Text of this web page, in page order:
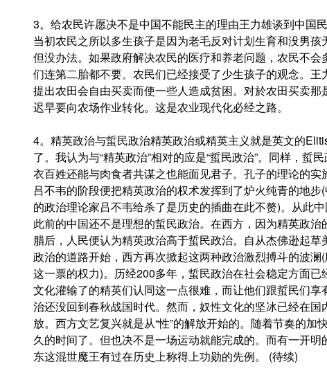
3。给农民许愿决不是中国不能民主的理由王力雄谈到中国
当初农民之所以多生孩子是因为老毛反对计划生育和没男
但没办法。如果政府解决农民的医疗和养老问题，农民不
们连第二胎都不要。农民们已经接受了少生孩子的观念。
提出农田会自由买卖而使一些人造成贫困。对於农田买卖
迟早要向农场作业转化。这是农业现代化必经之路。
4。精英政治与蜇民政治精英政治或精英主义就是英文的
了。我认为与“精英政治”相对的应是“蜇民政治”。同样，蜇
衣百姓还能与肉食者共谋之也能面见君子。孔子的理论的
吕不韦的阶段便把精英政治的权术发挥到了炉火纯青的地
的政治理论家吕不韦给杀了是历史的插曲在此不赘)。从此
此前的中国还不是理想的蜇民政治。在西方，因为精英政
腊后，人民便认为精英政治高于蜇民政治。自从杰佛逊起
政治的道路开始，西方再次掀起这两种政治激烈搏斗的波
这一票的权力)。历经200多年，蜇民政治在社会稳定方面
文化灌输了的精英们认同这一点很难，而让他们跟蜇民们
治还没回到春秋战国时代。然而，奴性文化的坚冰已经在
放。西方文艺复兴就是从“性”的解放开始的。随着节奏的
久的时间了。但也决不是一场运动就能完成的。而有一开
东这混世魔王有过在历史上称得上功勋的先例。 (待续)